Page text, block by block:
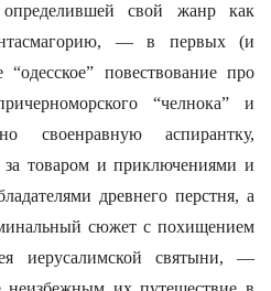
свой жанр как
— в первых (и
повествование про
“челнока” и
своенравную аспирантку,
товаром и приключениями и
древнего перстня, а
сюжет с похищением
иерусалимской святыни, —